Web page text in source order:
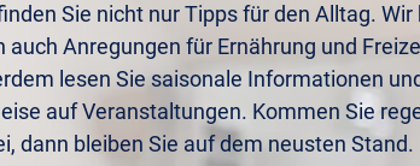
Sie nicht nur Tipps für den Alltag. Wir
auch Anregungen für Ernährung und
lesen Sie saisonale Informationen
auf Veranstaltungen. Kommen Sie
dann bleiben Sie auf dem neusten Stand.